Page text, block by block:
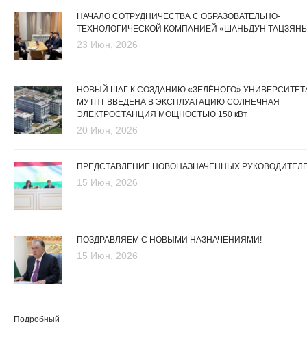
НАЧАЛО СОТРУДНИЧЕСТВА С ОБРАЗОВАТЕЛЬНО-
ТЕХНОЛОГИЧЕСКОЙ КОМПАНИЕЙ «ШАНЬДУН
23 Июн, 2026
НОВЫЙ ШАГ К СОЗДАНИЮ «ЗЕЛЁНОГО»
МУТПТ ВВЕДЕНА В ЭКСПЛУАТАЦИЮ СОЛНЕЧНАЯ
ЭЛЕКТРОСТАНЦИЯ МОЩНОСТЬЮ 150 кВт
20 Июн, 2026
ПРЕДСТАВЛЕНИЕ НОВОНАЗНАЧЕННЫХ
15 Июн, 2026
ПОЗДРАВЛЯЕМ С НОВЫМИ НАЗНАЧЕНИЯМИ!
15 Июн, 2026
Подробный